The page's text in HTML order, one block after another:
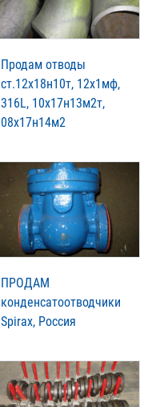
Продам отводы
ст.12х18н10т, 12х1мф,
316L, 10х17н13м2т,
08х17н14м2
ПРОДАМ
конденсатоотводчики
Spirax, Россия